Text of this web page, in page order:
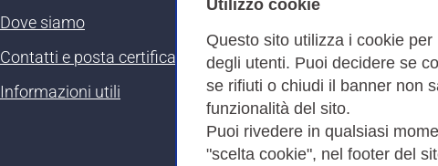
Utilizzo cookie
Questo sito utilizza i cookie
degli utenti. Puoi decidere se
se rifiuti o chiudi il banner non
funzionalità del sito.
Puoi rivedere in qualsiasi
"scelta cookie", nel footer del
Dove siamo
Contatti e posta certificata
Informazioni utili
Bandi di